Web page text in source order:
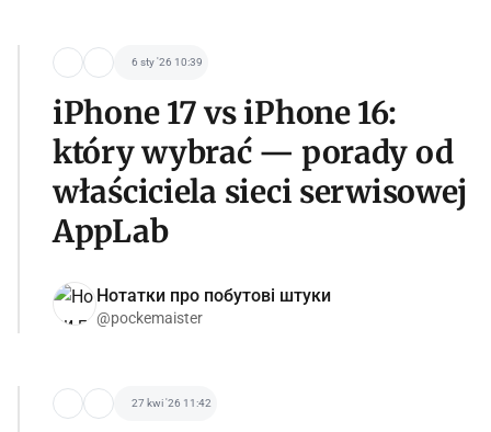
6 sty '26 10:39
iPhone 17 vs iPhone 16:
który wybrać — porady od
właściciela sieci serwisowej
AppLab
Нотатки про побутові штуки
@pockemaister
27 kwi '26 11:42